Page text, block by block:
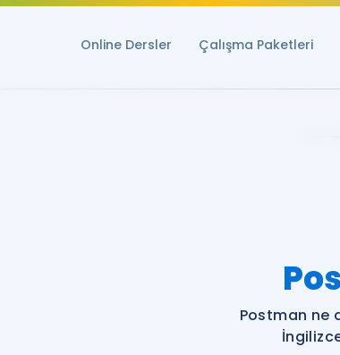
Online Dersler Çalışma Paketleri
Postman ne